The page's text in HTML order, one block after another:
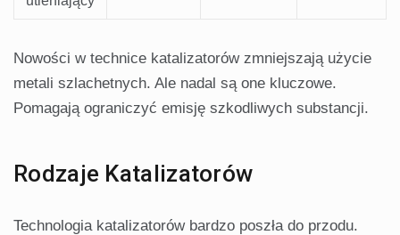
Nowości w technice katalizatorów zmniejszają użycie
metali szlachetnych. Ale nadal są one kluczowe.
Pomagają ograniczyć emisję szkodliwych substancji.
Rodzaje Katalizatorów
Technologia katalizatorów bardzo poszła do przodu.